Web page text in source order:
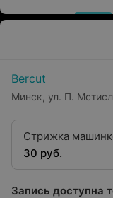
Bercut
Минск, ул. П.
Стрижка
(clipper haircut)
30 руб.
Запись доступна